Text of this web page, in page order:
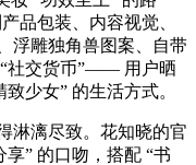
品包装、内容视觉、
浮雕独角兽图案、自带
社交货币”—— 用户晒
少女” 的生活方式。
淋漓尽致。花知晓的官
” 的口吻，搭配 “书